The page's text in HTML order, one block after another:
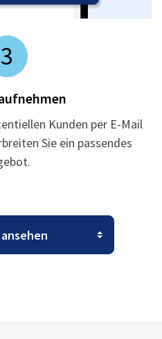
3
Kunden per E-Mail
Sie ein passendes